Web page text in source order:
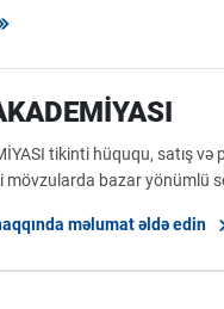
tikinti hüququ, satış və
mövzularda bazar yönümlü
məlumat əldə edin